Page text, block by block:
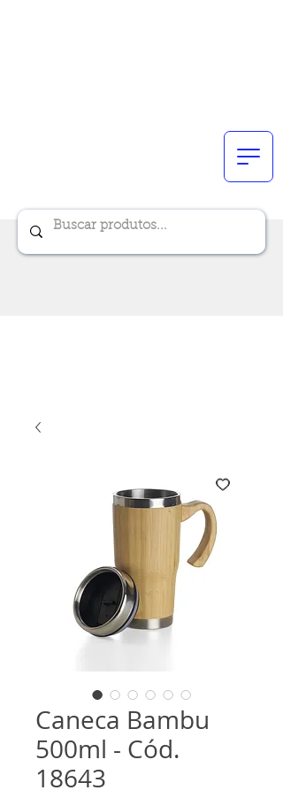
Caneca Bambu
500ml - Cód.
18643